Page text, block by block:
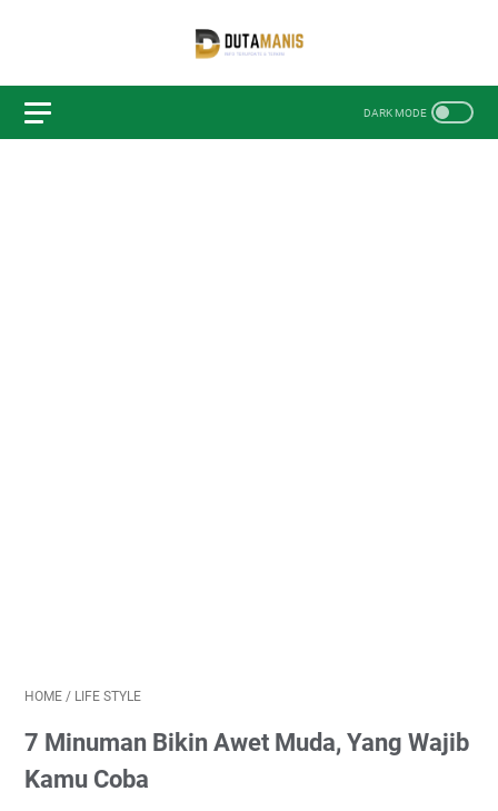
HOME / LIFE STYLE
7 Minuman Bikin Awet Muda, Yang Wajib
Kamu Coba